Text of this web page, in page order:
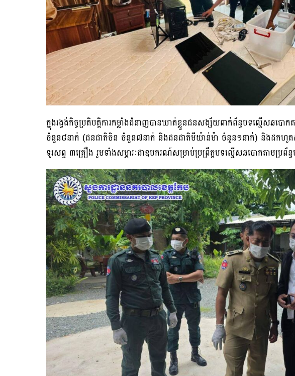
ក្នុងរង្វង់កិច្ចប្រតិបត្តិការកម្លាំងជំនាញបានឃាត់ខ្លួនជនសង្ស័យពាក់ព័ន្ធបទល្មើសឆប
ចំនួន៨នាក់ (ជនជាតិចិន ចំនួន៧នាក់ និងជនជាតិមីយ៉ាន់ម៉ា ចំនួន១នាក់) និងដកហូតសម្
ទូរសព្ទ ៣គ្រឿង រួមទាំងសម្ភារៈជាឧបករណ៍សម្រាប់ប្រព្រឹត្តបទល្មើសឆបោកតាមប្រព័